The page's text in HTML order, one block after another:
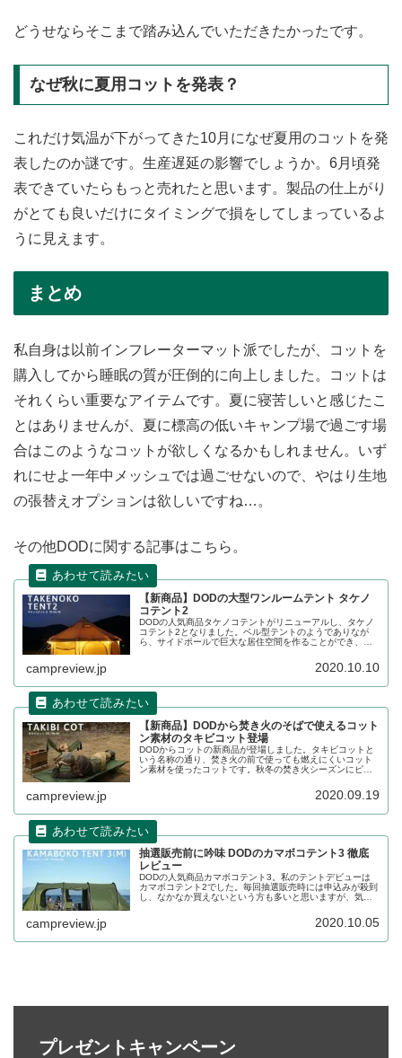
どうせならそこまで踏み込んでいただきたかったです。
なぜ秋に夏用コットを発表？
これだけ気温が下がってきた10月になぜ夏用のコットを発
表したのか謎です。生産遅延の影響でしょうか。6月頃発
表できていたらもっと売れたと思います。製品の仕上がり
がとても良いだけにタイミングで損をしてしまっているよ
うに見えます。
まとめ
私自身は以前インフレーターマット派でしたが、コットを
購入してから睡眠の質が圧倒的に向上しました。コットは
それくらい重要なアイテムです。夏に寝苦しいと感じたこ
とはありませんが、夏に標高の低いキャンプ場で過ごす場
合はこのようなコットが欲しくなるかもしれません。いず
れにせよ一年中メッシュでは過ごせないので、やはり生地
の張替えオプションは欲しいですね…。
その他DODに関する記事はこちら。
【新商品】DODの大型ワンルームテント タケノ
コテント2
DODの人気商品タケノコテントがリニューアルし、タケノ
コテント2となりました。ベル型テントのようでありなが
ら、サイドポールで巨大な居住空間を作ることができ、な
campreview.jp 2020.10.10
【新商品】DODから焚き火のそばで使えるコット
ン素材のタキビコット登場
DODからコットの新商品が登場しました。タキビコットと
いう名称の通り、焚き火の前で使っても燃えにくいコット
ン素材を使ったコットです。秋冬の焚き火シーズンにピッ
製コットと比較しながら製品の特徴をレビューします。
campreview.jp 2020.09.19
抽選販売前に吟味 DODのカマボコテント3 徹底
レビュー
DODの人気商品カマボコテント3。私のテントデビューは
カマボコテント2でした。毎回抽選販売時には申込みが殺到
し、なかなか買えないという方も多いと思いますが、気に
campreview.jp 2020.10.05
プレゼントキャンペーン